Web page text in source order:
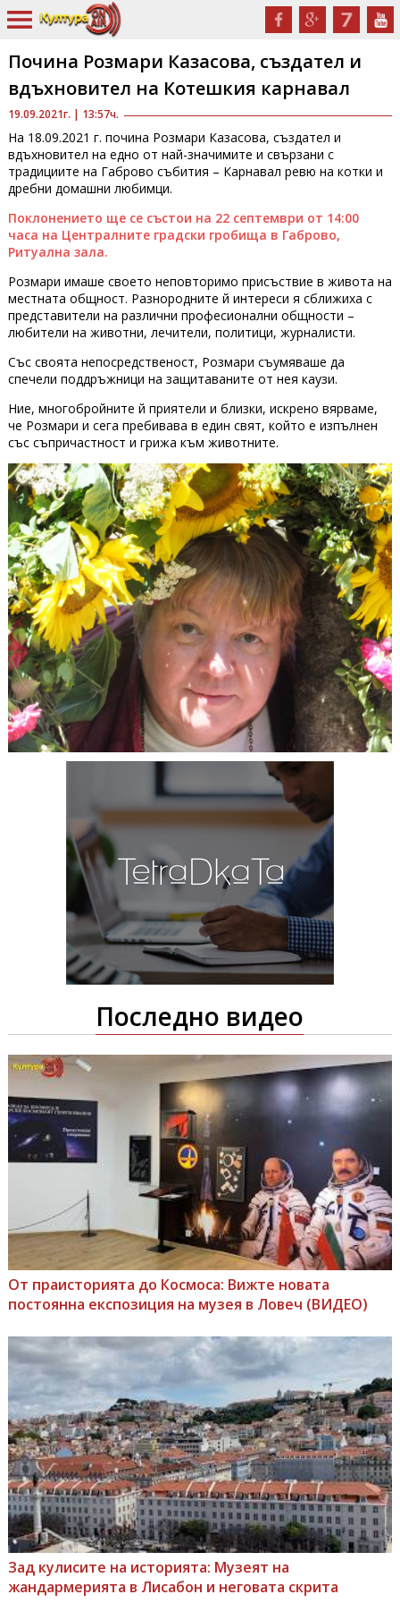
19.09.2021г. | 13:57ч.
Почина Розмари Казасова, създател и
вдъхновител на Котешкия карнавал
На 18.09.2021 г. почина Розмари Казасова, създател и
вдъхновител на едно от най-значимите и свързани с
традициите на Габрово събития – Карнавал ревю на котки и
дребни домашни любимци.
Поклонението ще се състои на 22 септември от 14:00
часа на Централните градски гробища в Габрово,
Ритуална зала.
Розмари имаше своето неповторимо присъствие в живота на
местната общност. Разнородните й интереси я сближиха с
представители на различни професионални общности –
любители на животни, лечители, политици, журналисти.
Със своята непосредственост, Розмари съумяваше да
спечели поддръжници на защитаваните от нея каузи.
Ние, многобройните й приятели и близки, искрено вярваме,
че Розмари и сега пребивава в един свят, който е изпълнен
със съпричастност и грижа към животните.
Последно видео
От праисторията до Космоса: Вижте новата
постоянна експозиция на музея в Ловеч (ВИДЕО)
Зад кулисите на историята: Музеят на
жандармерията в Лисабон и неговата скрита